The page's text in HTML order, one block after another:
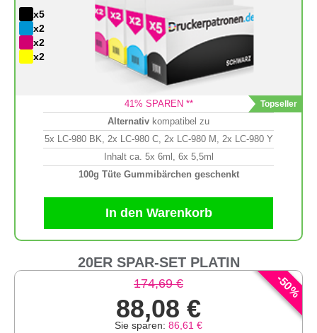
x5
x2
x2
x2
41% SPAREN **
Alternativ kompatibel zu
5x LC-980 BK, 2x LC-980 C, 2x LC-980 M, 2x LC-980 Y
Inhalt ca. 5x 6ml, 6x 5,5ml
100g Tüte Gummibärchen geschenkt
In den Warenkorb
20ER SPAR-SET PLATIN
-
50
%
174,69 €
88,08 €
Sie sparen: 86,61 €